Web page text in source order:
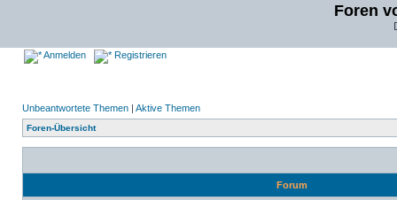
Foren
Anmelden Registrieren
Unbeantwortete Themen | Aktive Themen
Foren-Übersicht
Forum